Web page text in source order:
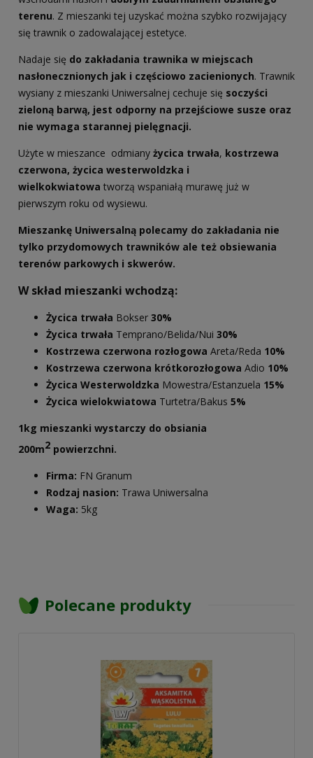
terenu. Z mieszanki tej uzyskać można szybko rozwijający
się trawnik o zadowalającej estetyce.
Nadaje się do zakładania trawnika w miejscach
nasłonecznionych jak i częściowo zacienionych. Trawnik
wysiany z mieszanki Uniwersalnej cechuje się soczyści
zieloną barwą, jest odporny na przejściowe susze oraz
nie wymaga starannej pielęgnacji.
Użyte w mieszance odmiany życica trwała, kostrzewa
czerwona, życica westerwoldzka i
wielkokwiatowa tworzą wspaniałą murawę już w
pierwszym roku od wysiewu.
Mieszankę Uniwersalną polecamy do zakładania nie
tylko przydomowych trawników ale też obsiewania
terenów parkowych i skwerów.
W skład mieszanki wchodzą:
Życica trwała Bokser 30%
Życica trwała Temprano/Belida/Nui 30%
Kostrzewa czerwona rozłogowa Areta/Reda 10%
Kostrzewa czerwona krótkorozłogowa Adio 10%
Życica Westerwoldzka Mowestra/Estanzuela 15%
Życica wielokwiatowa Turtetra/Bakus 5%
1kg mieszanki wystarczy do obsiania
200m2 powierzchni.
Firma: FN Granum
Rodzaj nasion: Trawa Uniwersalna
Waga: 5kg
Polecane produkty